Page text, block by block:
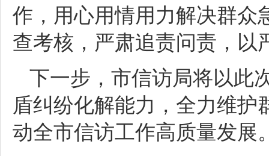
作，用心用情用力解决群众
查考核，严肃追责问责，以
下一步，市信访局将以此
盾纠纷化解能力，全力维
动全市信访工作高质量发展